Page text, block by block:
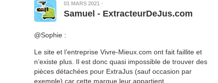
01 MARS 2021 ·
Samuel - ExtracteurDeJus.com
@Sophie :
Le site et l’entreprise Vivre-Mieux.com ont fait faillite et
n’existe plus. Il est donc quasi impossible de trouver des
pièces détachées pour ExtraJus (sauf occasion par
exemple) car cette marque leur appartient.